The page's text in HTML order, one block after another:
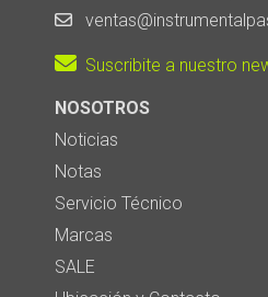
Suscribite a nuestro
NOSOTROS
Noticias
Notas
Servicio Técnico
Marcas
SALE